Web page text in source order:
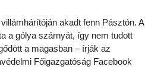
akadt fenn Pásztón. A
a gólya szárnyát, így nem tudott
a magasban – írják az
Főigazgatóság Facebook